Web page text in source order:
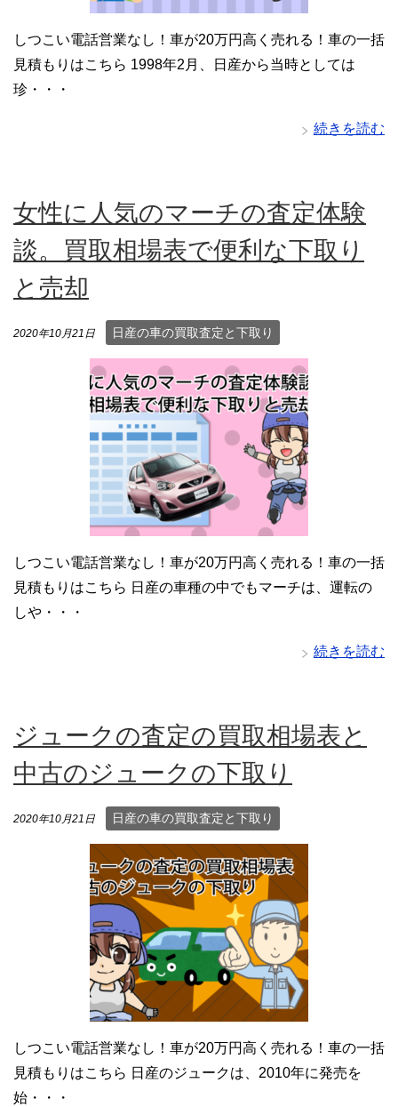
しつこい電話営業なし！車が20万円高く売れる！車の一括
見積もりはこちら 1998年2月、日産から当時としては
珍・・・
続きを読む
女性に人気のマーチの査定体験
談。買取相場表で便利な下取り
と売却
2020年10月21日 日産の車の買取査定と下取り
しつこい電話営業なし！車が20万円高く売れる！車の一括
見積もりはこちら 日産の車種の中でもマーチは、運転の
しや・・・
続きを読む
ジュークの査定の買取相場表と
中古のジュークの下取り
2020年10月21日 日産の車の買取査定と下取り
しつこい電話営業なし！車が20万円高く売れる！車の一括
見積もりはこちら 日産のジュークは、2010年に発売を
始・・・